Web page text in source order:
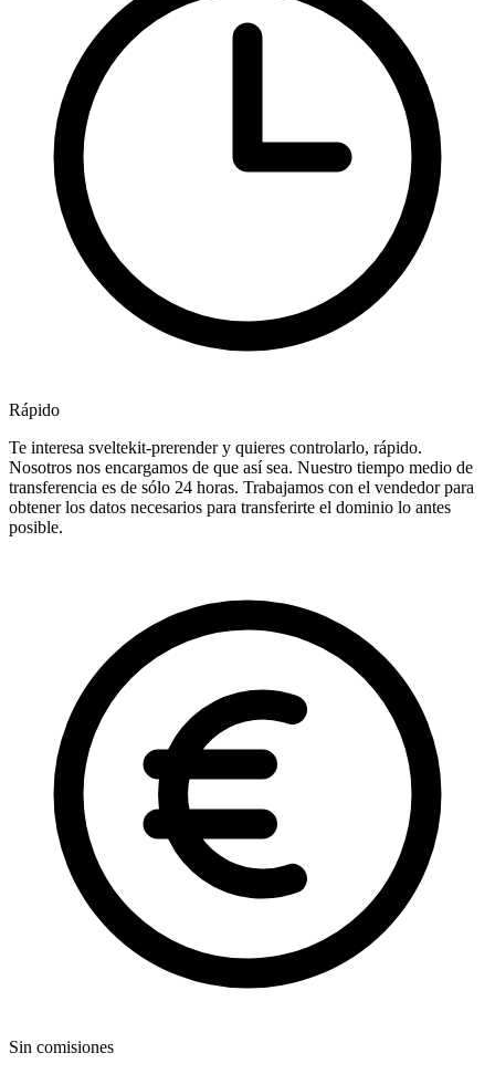
Rápido
Te interesa sveltekit-prerender y quieres controlarlo, rápido.
Nosotros nos encargamos de que así sea. Nuestro tiempo medio de
transferencia es de sólo 24 horas. Trabajamos con el vendedor para
obtener los datos necesarios para transferirte el dominio lo antes
posible.
Sin comisiones